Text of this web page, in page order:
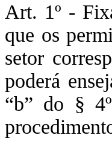
Art. 1º -
que os
setor
poderá
“b” do §